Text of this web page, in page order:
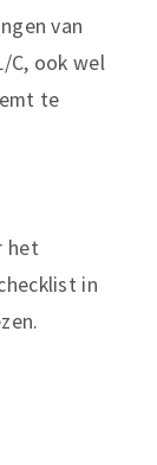
van
C, ook wel
te
het
in